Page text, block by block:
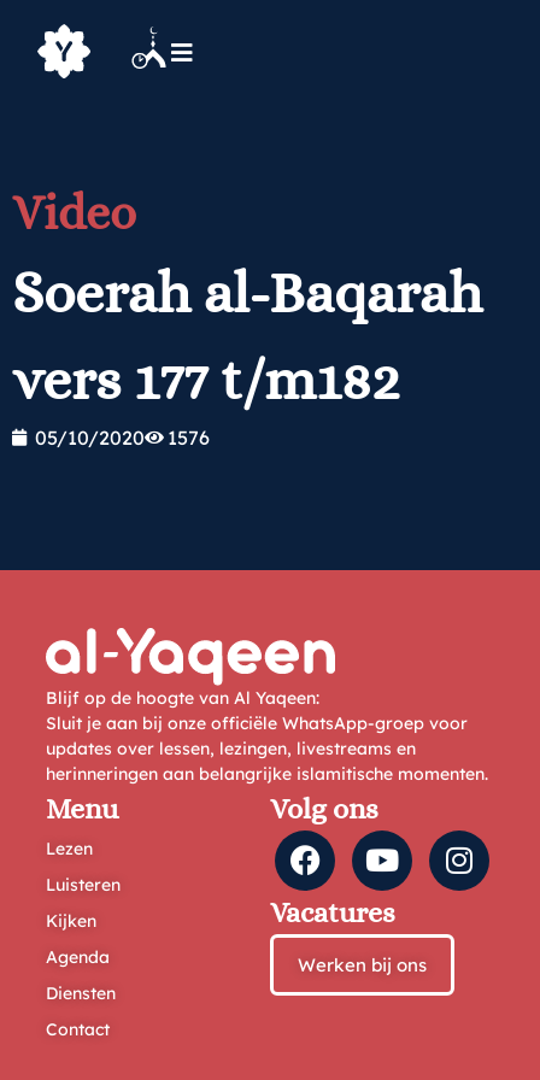
Video
Soerah al-Baqarah
vers 177 t/m182
05/10/2020 1576
Blijf op de hoogte van Al Yaqeen:
Sluit je aan bij onze officiële WhatsApp-groep voor
updates over lessen, lezingen, livestreams en
herinneringen aan belangrijke islamitische momenten.
Menu
Lezen
Luisteren
Kijken
Agenda
Diensten
Contact
Volg ons
Vacatures
Werken bij ons